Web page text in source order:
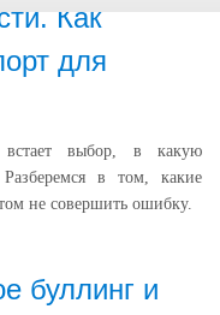
Как
для
выбор, в какую
в том, какие
не совершить ошибку.
буллинг и